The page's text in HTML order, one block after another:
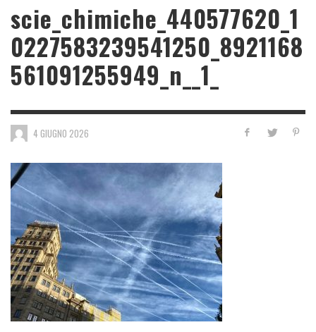
scie_chimiche_440577620_1
0227583239541250_8921168
561091255949_n__1_
4 GIUGNO 2026